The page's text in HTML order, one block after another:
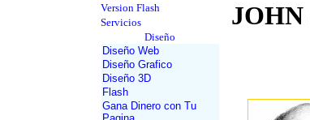
Version Flash
Servicios
Diseño
Diseño Web
Diseño Grafico
Diseño 3D
Flash
Gana Dinero con Tu